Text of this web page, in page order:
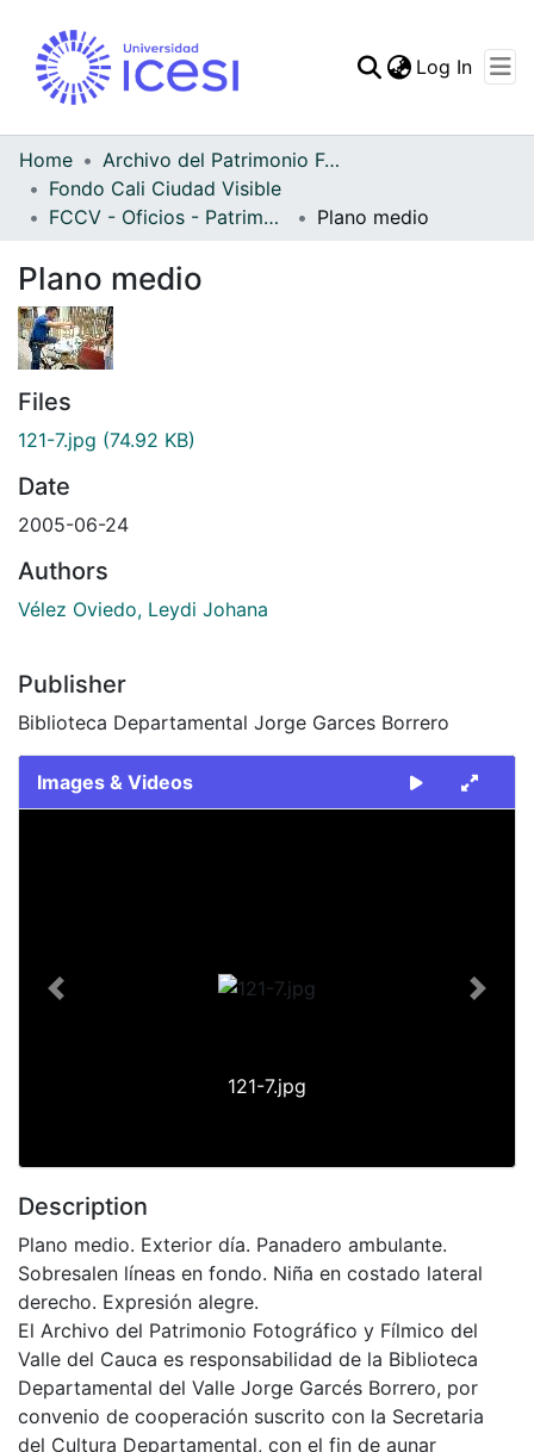
Log In
Home
Archivo del Patrimonio Fotográfico y Fílmico del Valle del Cauca
Fondo Cali Ciudad Visible
FCCV - Oficios - Patrimonial
Plano medio
Plano medio
Files
121-7.jpg (74.92 KB)
Date
2005-06-24
Authors
Vélez Oviedo, Leydi Johana
Publisher
Biblioteca Departamental Jorge Garces Borrero
Images & Videos
121-7.jpg
Previous Next
Description
Plano medio. Exterior día. Panadero ambulante.
Sobresalen líneas en fondo. Niña en costado lateral
derecho. Expresión alegre.
El Archivo del Patrimonio Fotográfico y Fílmico del
Valle del Cauca es responsabilidad de la Biblioteca
Departamental del Valle Jorge Garcés Borrero, por
convenio de cooperación suscrito con la Secretaria
del Cultura Departamental, con el fin de aunar